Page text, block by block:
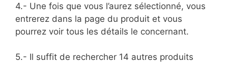
4.- Une fois que vous l’aurez sélectionné, vous
entrerez dans la page du produit et vous
pourrez voir tous les détails le concernant.
5.- Il suffit de rechercher 14 autres produits